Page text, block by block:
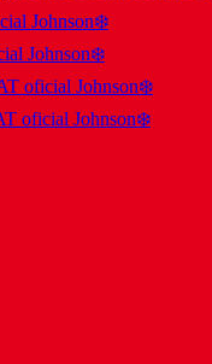
Johnson❄️
Johnson❄️
oficial Johnson❄️
oficial Johnson❄️